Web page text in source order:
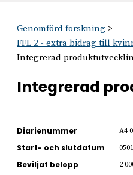
Genomförd forskning
FFL 2 - extra bidrag till
Integrerad
Integrerad
Diarienummer A4
Start- och slutdatum
Beviljat belopp 2